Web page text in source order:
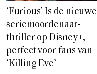
‘Furious’ Is de nieuwe
seriemoordenaar-
thriller op Disney+,
perfect voor fans van
‘Killing Eve’